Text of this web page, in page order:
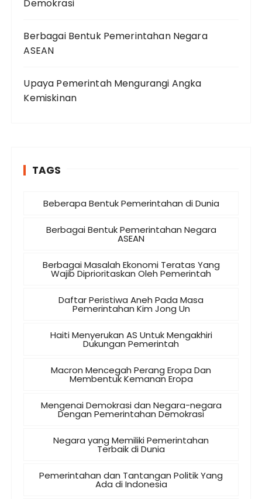
Demokrasi
Berbagai Bentuk Pemerintahan Negara
ASEAN
Upaya Pemerintah Mengurangi Angka
Kemiskinan
TAGS
Beberapa Bentuk Pemerintahan di Dunia
Berbagai Bentuk Pemerintahan Negara
ASEAN
Berbagai Masalah Ekonomi Teratas Yang
Wajib Diprioritaskan Oleh Pemerintah
Daftar Peristiwa Aneh Pada Masa
Pemerintahan Kim Jong Un
Haiti Menyerukan AS Untuk Mengakhiri
Dukungan Pemerintah
Macron Mencegah Perang Eropa Dan
Membentuk Kemanan Eropa
Mengenai Demokrasi dan Negara-negara
Dengan Pemerintahan Demokrasi
Negara yang Memiliki Pemerintahan
Terbaik di Dunia
Pemerintahan dan Tantangan Politik Yang
Ada di Indonesia